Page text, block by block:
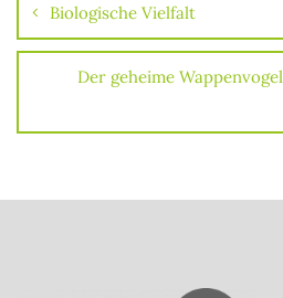
Biologische Vielfalt
Der geheime